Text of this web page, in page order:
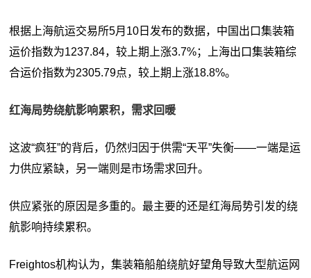
根据上海航运交易所5月10日发布的数据，中国出口集装箱
运价指数为1237.84，较上期上涨3.7%；上海出口集装箱综
合运价指数为2305.79点，较上期上涨18.8%。
红海局势绕航影响累积，需求回暖
这波“疯狂”的背后，仍然归因于供需“天平”失衡——一端是运
力供应紧缺，另一端则是市场需求回升。
供应紧张的原因是多重的。最主要的还是红海局势引发的绕
航影响持续累积。
Freightos机构认为，集装箱船舶绕航好望角导致大型航运网